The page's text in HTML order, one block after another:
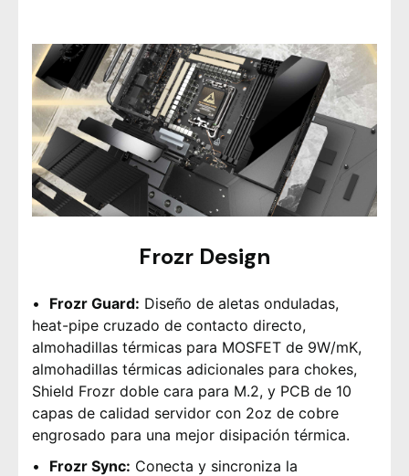
Frozr Design
Frozr Guard: Diseño de aletas onduladas,
heat-pipe cruzado de contacto directo,
almohadillas térmicas para MOSFET de 9W/mK,
almohadillas térmicas adicionales para chokes,
Shield Frozr doble cara para M.2, y PCB de 10
capas de calidad servidor con 2oz de cobre
engrosado para una mejor disipación térmica.
Frozr Sync: Conecta y sincroniza la